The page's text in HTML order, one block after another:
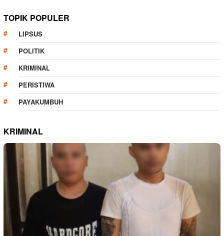
TOPIK POPULER
LIPSUS
POLITIK
KRIMINAL
PERISTIWA
PAYAKUMBUH
KRIMINAL